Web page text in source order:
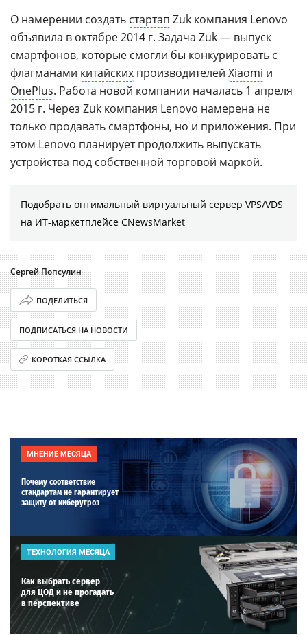
О намерении создать стартап Zuk компания Lenovo
объявила в октябре 2014 г. Задача Zuk — выпуск
смартфонов, которые смогли бы конкурировать с
флагманами китайских производителей Xiaomi и
OnePlus. Работа новой компании началась 1 апреля
2015 г. Через Zuk компания Lenovo намерена не
только продавать смартфоны, но и приложения. При
этом Lenovo планирует продолжить выпускать
устройства под собственной торговой маркой.
Подобрать оптимальный виртуальный сервер VPS/VDS
на ИТ-маркетплейсе CNewsMarket
Сергей Попсулин
ПОДЕЛИТЬСЯ
ПОДПИСАТЬСЯ НА НОВОСТИ
КОРОТКАЯ ССЫЛКА
МНЕНИЕ МЕСЯЦА
Почему соответствие
стандартам не гарантирует
защиту от киберугроз
ТЕХНОЛОГИЯ МЕСЯЦА
Как выбрать сервер
для ЦОД и не прогадать
в перспективе